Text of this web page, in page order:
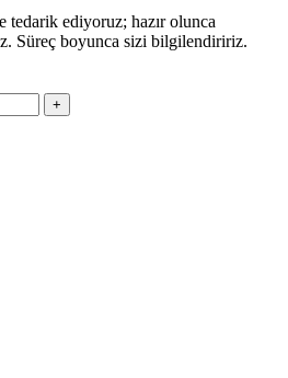
tedarik ediyoruz; hazır olunca
Süreç boyunca sizi bilgilendiririz.
+